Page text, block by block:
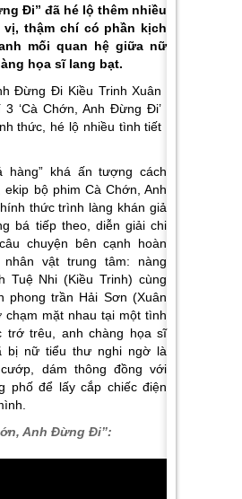
Đi” đã hé lộ thêm nhiều
thậm chí có phần kịch
mối quan hệ giữa nữ
họa sĩ lang bạt.
hàng” khá ấn tượng cách
ekip bộ phim Cà Chớn, Anh
thức trình làng khán giả
bá tiếp theo, diễn giải chi
chuyện bên cạnh hoàn
vật trung tâm: nàng
Tuệ Nhi (Kiều Trinh) cùng
phong trần Hải Sơn (Xuân
chạm mặt nhau tại một tình
trớ trêu, anh chàng họa sĩ
bị nữ tiểu thư nghi ngờ là
dám thông đồng với
phố để lấy cắp chiếc điện
Anh Đừng Đi”: